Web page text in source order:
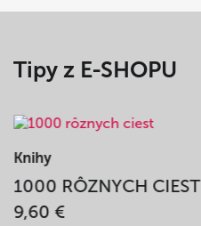
Tipy z E-SHOPU
Knihy
1000 RÔZNYCH CIEST
9,60 €